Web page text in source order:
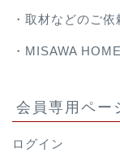
・取材などのご依
・ MISAWA
会員専用ペー
ログイン